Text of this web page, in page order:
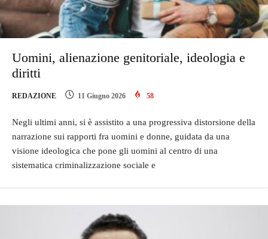
Uomini, alienazione genitoriale, ideologia e
diritti
REDAZIONE 11 Giugno 2026 58
Negli ultimi anni, si è assistito a una progressiva distorsione della
narrazione sui rapporti fra uomini e donne, guidata da una
visione ideologica che pone gli uomini al centro di una
sistematica criminalizzazione sociale e